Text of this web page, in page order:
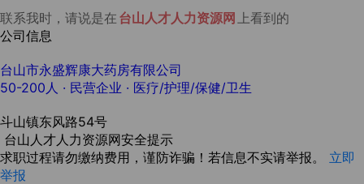
联系我时，请说是在 台山人才人力资源网 上看到的
公司信息
台山市永盛辉康大药房有限公司
50-200人 · 民营企业 · 医疗/护理/保健/卫生
斗山镇东风路54号
台山人才人力资源网安全提示
求职过程请勿缴纳费用，谨防诈骗！若信息不实请举报。 立即
举报